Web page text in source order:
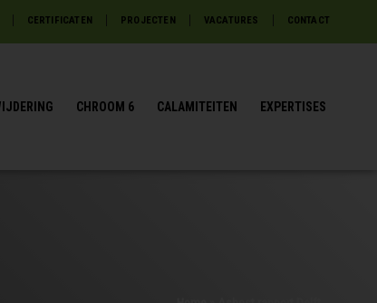
CERTIFICATEN PROJECTEN VACATURES CONTACT
CHROOM 6 CALAMITEITEN EXPERTISES